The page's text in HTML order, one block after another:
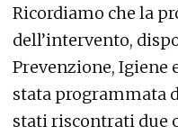
Ricordiamo che la
dell’intervento,
Prevenzione, Igiene
stata programmata
stati riscontrati due